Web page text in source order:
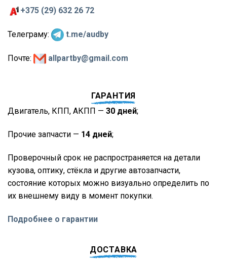
+375 (29) 632 26 72
Телеграму: t.me/audby
Почте: allpartby@gmail.com
ГАРАНТИЯ
Двигатель, КПП, АКПП — 30 дней;
Прочие запчасти — 14 дней;
Проверочный срок не распространяется на детали
кузова, оптику, стёкла и другие автозапчасти,
состояние которых можно визуально определить по
их внешнему виду в момент покупки.
Подробнее о гарантии
ДОСТАВКА